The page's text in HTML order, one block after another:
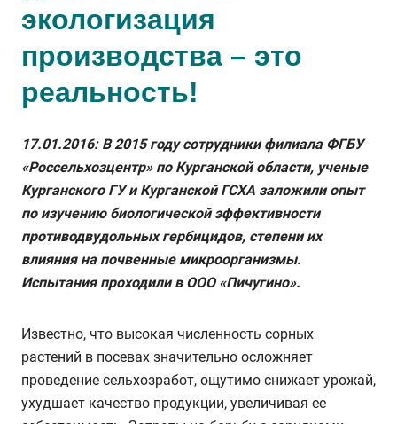
экологизация
производства – это
реальность!
17.01.2016: В 2015 году сотрудники филиала ФГБУ
«Россельхозцентр» по Курганской области, ученые
Курганского ГУ и Курганской ГСХА заложили опыт
по изучению биологической эффективности
противодвудольных гербицидов, степени их
влияния на почвенные микроорганизмы.
Испытания проходили в ООО «Пичугино».
Известно, что высокая численность сорных
растений в посевах значительно осложняет
проведение сельхозработ, ощутимо снижает урожай,
ухудшает качество продукции, увеличивая ее